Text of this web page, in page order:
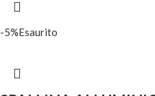
-5%Esaurito